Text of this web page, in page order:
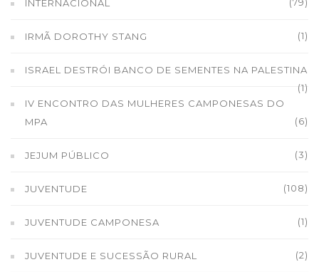
INTERNACIONAL
IRMÃ DOROTHY STANG (1)
ISRAEL DESTRÓI BANCO DE SEMENTES NA PALESTINA
(1)
IV ENCONTRO DAS MULHERES CAMPONESAS DO
MPA
(6)
JEJUM PÚBLICO (3)
JUVENTUDE (108)
JUVENTUDE CAMPONESA (1)
JUVENTUDE E SUCESSÃO RURAL (2)